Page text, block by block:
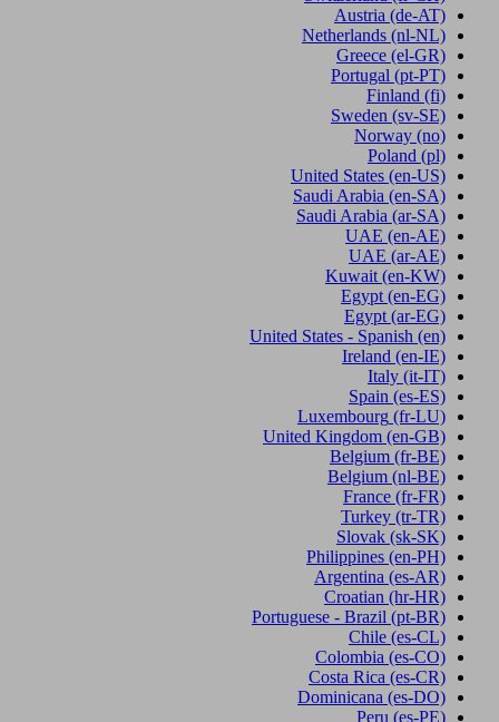
Austria (de-AT)
Netherlands (nl-NL)
Greece (el-GR)
Portugal (pt-PT)
Finland (fi)
Sweden (sv-SE)
Norway (no)
Poland (pl)
United States (en-US)
Saudi Arabia (en-SA)
Saudi Arabia (ar-SA)
UAE (en-AE)
UAE (ar-AE)
Kuwait (en-KW)
Egypt (en-EG)
Egypt (ar-EG)
United States - Spanish (en)
Ireland (en-IE)
Italy (it-IT)
Spain (es-ES)
Luxembourg (fr-LU)
United Kingdom (en-GB)
Belgium (fr-BE)
Belgium (nl-BE)
France (fr-FR)
Turkey (tr-TR)
Slovak (sk-SK)
Philippines (en-PH)
Argentina (es-AR)
Croatian (hr-HR)
Portuguese - Brazil (pt-BR)
Chile (es-CL)
Colombia (es-CO)
Costa Rica (es-CR)
Dominicana (es-DO)
Peru (es-PE)